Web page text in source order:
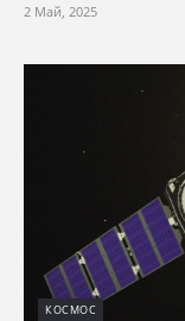
2 Май, 2025
КОСМОС